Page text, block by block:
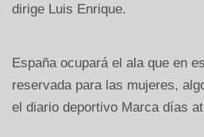
dirige Luis Enrique.
España ocupará el ala que en
reservada para las mujeres,
el diario deportivo Marca días